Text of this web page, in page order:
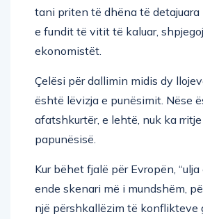
tani priten të dhëna të detajuara
e fundit të vitit të kaluar,
ekonomistët.
Çelësi për dallimin midis dy
është lëvizja e punësimit. Nëse
afatshkurtër, e lehtë, nuk ka
papunësisë.
Kur bëhet fjalë për Evropën,
ende skenari më i mundshëm,
një përshkallëzim të konflikteve